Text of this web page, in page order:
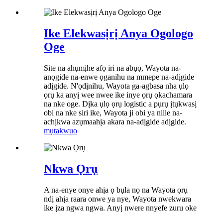
Ike Elekwasịrị Anya Ogologo
Oge
Site na ahụmịhe afọ iri na abụọ, Wayota na-
anọgide na-enwe ọganihu na mmepe na-adịgide
adịgide. N'ọdịnihu, Wayota ga-agbasa nha ụlọ
ọrụ ka anyị wee nwee ike inye ọrụ ọkachamara
na nke oge. Dịka ụlọ ọrụ logistic a pụrụ ịtụkwasị
obi na nke siri ike, Wayota ji obi ya niile na-
achịkwa azụmaahịa akara na-adịgide adịgide.
mụtakwuo
Nkwa Ọrụ
A na-enye onye ahịa ọ bụla nọ na Wayota ọrụ
ndị ahịa raara onwe ya nye, Wayota nwekwara
ike ịza ngwa ngwa. Anyị nwere nnyefe zuru oke